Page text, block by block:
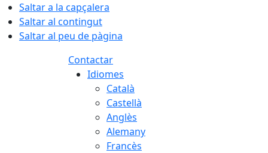
Saltar a la capçalera
Saltar al contingut
Saltar al peu de pàgina
Contactar
Idiomes
Català
Castellà
Anglès
Alemany
Francès